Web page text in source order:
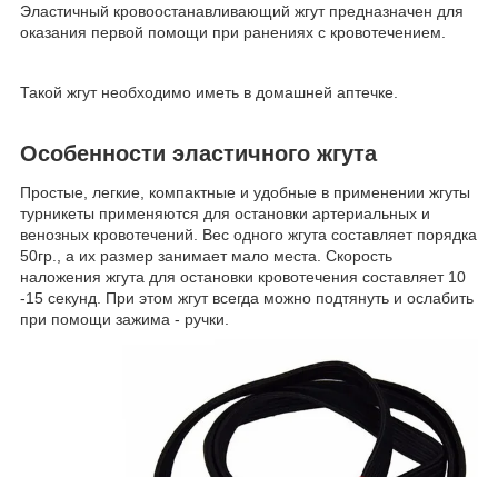
Эластичный кровоостанавливающий жгут предназначен для
оказания первой помощи при ранениях с кровотечением.
Такой жгут необходимо иметь в домашней аптечке.
Особенности эластичного жгута
Простые, легкие, компактные и удобные в применении жгуты
турникеты применяются для остановки артериальных и
венозных кровотечений. Вес одного жгута составляет порядка
50гр., а их размер занимает мало места. Скорость
наложения жгута для остановки кровотечения составляет 10
-15 секунд. При этом жгут всегда можно подтянуть и ослабить
при помощи зажима - ручки.